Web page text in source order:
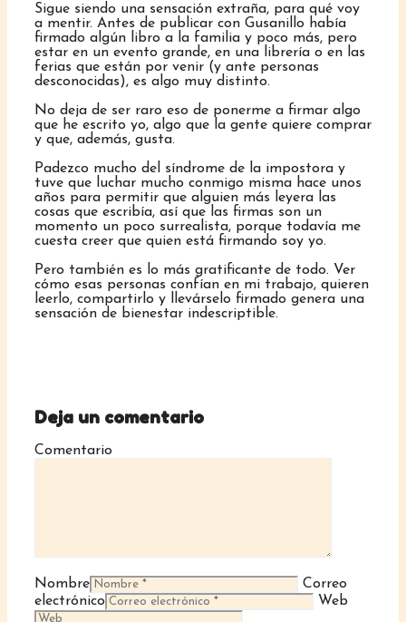
Sigue siendo una sensación extraña, para qué voy
a mentir. Antes de publicar con Gusanillo había
firmado algún libro a la familia y poco más, pero
estar en un evento grande, en una librería o en las
ferias que están por venir (y ante personas
desconocidas), es algo muy distinto.
No deja de ser raro eso de ponerme a firmar algo
que he escrito yo, algo que la gente quiere comprar
y que, además, gusta.
Padezco mucho del síndrome de la impostora y
tuve que luchar mucho conmigo misma hace unos
años para permitir que alguien más leyera las
cosas que escribía, así que las firmas son un
momento un poco surrealista, porque todavía me
cuesta creer que quien está firmando soy yo.
Pero también es lo más gratificante de todo. Ver
cómo esas personas confían en mi trabajo, quieren
leerlo, compartirlo y llevárselo firmado genera una
sensación de bienestar indescriptible.
Deja un comentario
Comentario
Nombre
Correo
electrónico
Web